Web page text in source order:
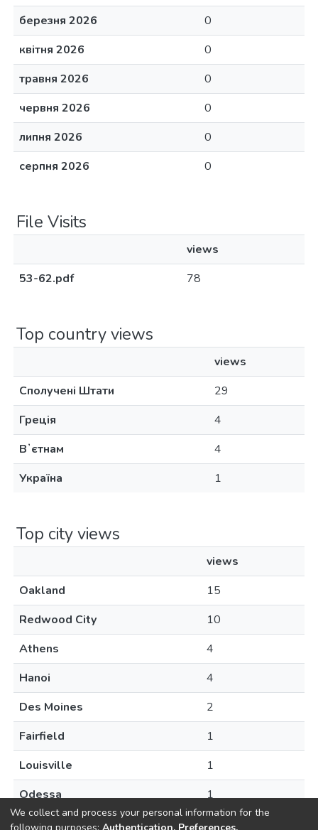
березня 2026
0
квітня 2026
0
травня 2026
0
червня 2026
0
липня 2026
0
серпня 2026
0
File Visits
views
53-62.pdf
78
Top country views
views
Сполучені Штати
29
Греція
4
Вʼєтнам
4
Україна
1
Top city views
views
Oakland
15
Redwood City
10
Athens
4
Hanoi
4
Des Moines
2
Fairfield
1
Louisville
1
Odessa
1
We collect and process your personal information for the